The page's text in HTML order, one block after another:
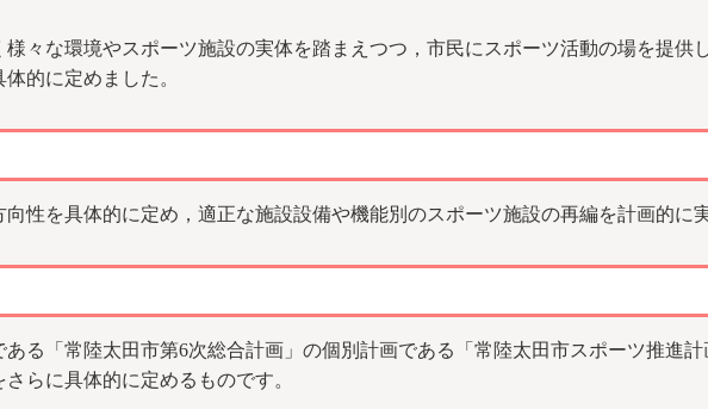
々な環境やスポーツ施設の実体を踏まえつつ，市民にスポーツ活動の場を提供
的に定めました。
性を具体的に定め，適正な施設設備や機能別のスポーツ施設の再編を計画的に実
る「常陸太田市第6次総合計画」の個別計画である「常陸太田市スポーツ推進
らに具体的に定めるものです。